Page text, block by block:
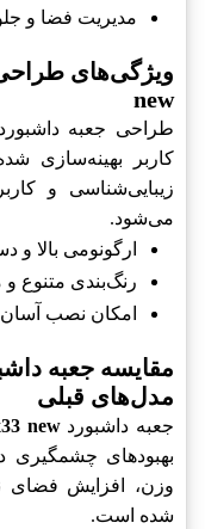
مدیریت فضا و
new
طراحی جعبه
کاربر بهینه‌سازی
زیبایی‌شناسی و
می‌شود.
ارگونومی بالا
رنگ‌بندی متنوع
امکان نصب
مدل‌های قبلی
جعبه داشبوردnew
بهبودهای چشمگیری
وزن، افزایش فضای
شده است.